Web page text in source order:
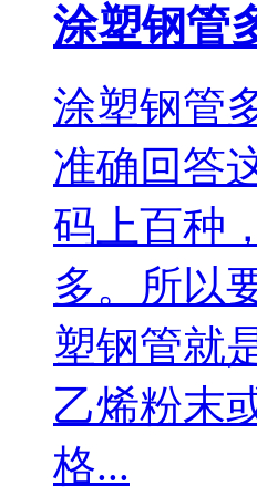
涂塑钢管
涂塑钢管
准确回答
码上百种
多。所以
塑钢管就
乙烯粉末
格...